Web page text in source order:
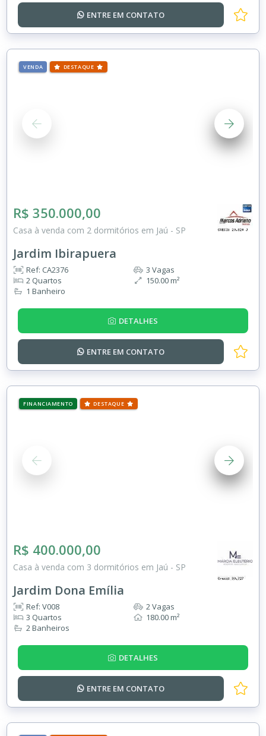
ENTRE EM CONTATO
VENDA DESTAQUE
R$ 350.000,00
Casa à venda com 2 dormitórios em Jaú - SP
Jardim Ibirapuera
Ref: CA2376
2 Quartos
1 Banheiro
3 Vagas
150.00 m²
DETALHES
ENTRE EM CONTATO
FINANCIAMENTO DESTAQUE
R$ 400.000,00
Casa à venda com 3 dormitórios em Jaú - SP
Jardim Dona Emília
Ref: V008
3 Quartos
2 Banheiros
2 Vagas
180.00 m²
DETALHES
ENTRE EM CONTATO